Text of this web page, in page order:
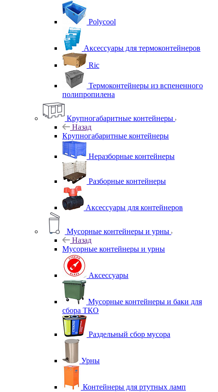
Polycool
Аксессуары для термоконтейнеров
Ric
Термоконтейнеры из вспененного
полипропилена
Крупногабаритные контейнеры
Назад
Крупногабаритные контейнеры
Неразборные контейнеры
Разборные контейнеры
Аксессуары для контейнеров
Мусорные контейнеры и урны
Назад
Мусорные контейнеры и урны
Аксессуары
Мусорные контейнеры и баки для
сбора ТКО
Раздельный сбор мусора
Урны
Контейнеры для ртутных ламп